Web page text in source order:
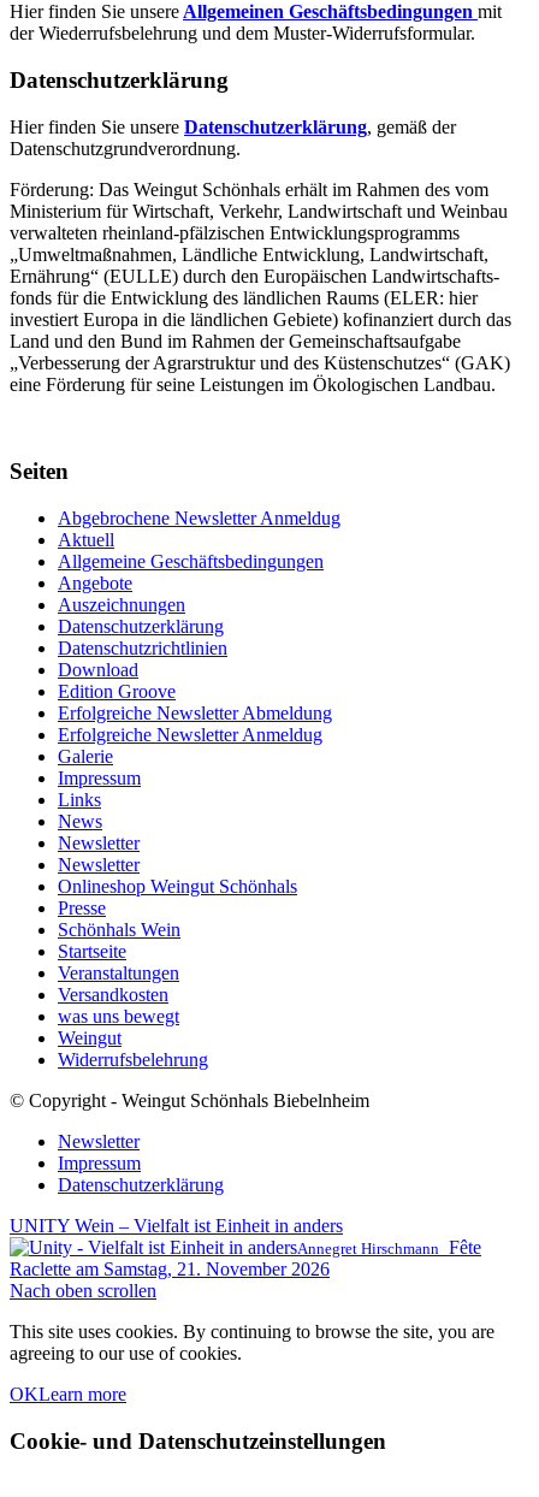
Hier finden Sie unsere Allgemeinen Geschäftsbedingungen mit
der Wiederrufsbelehrung und dem Muster-Widerrufsformular.
Datenschutzerklärung
Hier finden Sie unsere Datenschutzerklärung, gemäß der
Datenschutzgrundverordnung.
Förderung: Das Weingut Schönhals erhält im Rahmen des vom
Minis­terium für Wirtschaft, Verkehr, Land­wirt­schaft und Weinbau
verwal­teten rhein­land-pfälzischen Entwick­lungs­programms
„Umwelt­maßnahmen, Länd­liche Entwick­lung, Landwirt­schaft,
Ernährung“ (EULLE) durch den Euro­päischen Land­wirtschafts­
fonds für die Entwick­lung des länd­lichen Raums (ELER: hier
investiert Europa in die ländlichen Gebiete) kofinanziert durch das
Land und den Bund im Rahmen der Gemein­schafts­aufgabe
„Verbes­serung der Agrar­struktur und des Küsten­schutzes“ (GAK)
eine Förderung für seine Leis­tungen im Ökolo­gischen Landbau.
Seiten
Abgebrochene Newsletter Anmeldug
Aktuell
Allgemeine Geschäftsbedingungen
Angebote
Auszeichnungen
Datenschutzerklärung
Datenschutzrichtlinien
Download
Edition Groove
Erfolgreiche Newsletter Abmeldung
Erfolgreiche Newsletter Anmeldug
Galerie
Impressum
Links
News
Newsletter
Newsletter
Onlineshop Weingut Schönhals
Presse
Schönhals Wein
Startseite
Veranstaltungen
Versandkosten
was uns bewegt
Weingut
Widerrufsbelehrung
© Copyright - Weingut Schönhals Biebelnheim
Newsletter
Impressum
Datenschutzerklärung
UNITY Wein – Vielfalt ist Einheit in anders
Annegret Hirschmann Fête
Raclette am Samstag, 21. November 2026
Nach oben scrollen
This site uses cookies. By continuing to browse the site, you are
agreeing to our use of cookies.
OKLearn more
Cookie- und Datenschutzeinstellungen